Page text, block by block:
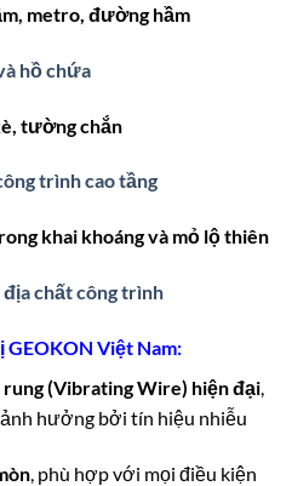
metro, đường hầm
hồ chứa
tường chắn
trình cao tầng
khai khoáng và mỏ lộ thiên
chất công trình
Việt Nam:
rung (Vibrating Wire) hiện đại,
ảnh hưởng bởi tín hiệu nhiễu
, phù hợp với mọi điều kiện